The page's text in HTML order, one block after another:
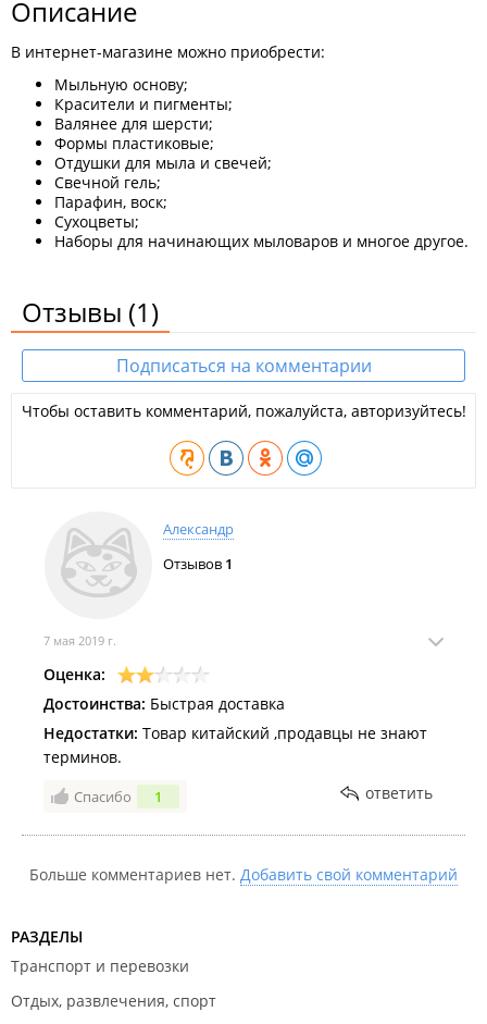
Описание
В интернет-магазине можно приобрести:
Мыльную основу;
Красители и пигменты;
Валянее для шерсти;
Формы пластиковые;
Отдушки для мыла и свечей;
Свечной гель;
Парафин, воск;
Сухоцветы;
Наборы для начинающих мыловаров и многое другое.
Отзывы (1)
Подписаться на комментарии
Чтобы оставить комментарий, пожалуйста, авторизуйтесь!
Александр
Отзывов 1
7 мая 2019 г.
Оценка:
Достоинства: Быстрая доставка
Недостатки: Товар китайский ,продавцы не знают
терминов.
Спасибо 1 ответить
Больше комментариев нет. Добавить свой комментарий
РАЗДЕЛЫ
Транспорт и перевозки
Отдых, развлечения, спорт